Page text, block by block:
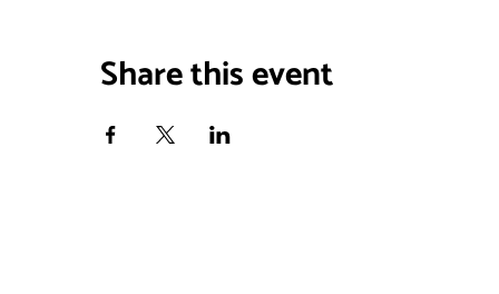
Share this event